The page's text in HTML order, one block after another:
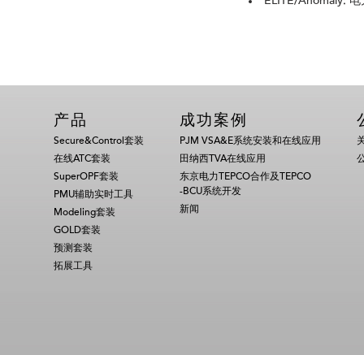
产品
Secure&Control套装
在线ATC套装
SuperOPF套装
PMU辅助实时工具
Modeling套装
GOLD套装
预测套装
拓展工具
成功案例
PJM VSA&E系统安装和在线应用
田纳西TVA在线应用
东京电力TEPCO合作及TEPCO
-BCU系统开发
新闻